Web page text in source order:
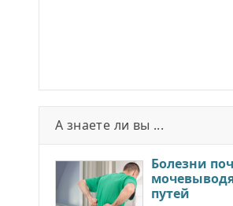
А знаете ли вы ...
Болезни
путей